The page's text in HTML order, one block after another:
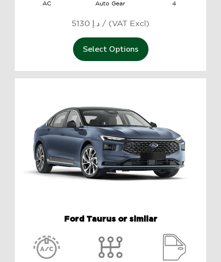
AC Auto Gear 4
Select Options
5130 د.إ / (VAT Excl)
Ford Taurus or similar